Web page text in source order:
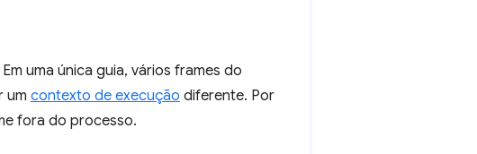
uma única guia, vários frames do
um contexto de execução diferente. Por
fora do processo.